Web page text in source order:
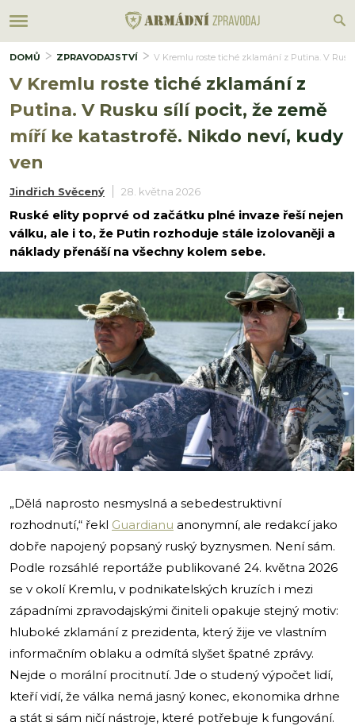
DOMŮ ZPRAVODAJSTVÍ V Kremlu roste tiché zklamání z Putina. V
V Kremlu roste tiché zklamání z
Putina. V Rusku sílí pocit, že země
míří ke katastrofě. Nikdo neví, kudy
ven
Jindřich Svěcený 28. května 2026
Ruské elity poprvé od začátku plné invaze řeší nejen
válku, ale i to, že Putin rozhoduje stále izolovaněji a
náklady přenáší na všechny kolem sebe.
i
„Dělá naprosto nesmyslná a sebedestruktivní
rozhodnutí,“ řekl Guardianu anonymní, ale redakcí jako
dobře napojený popsaný ruský byznysmen. Není sám.
Podle rozsáhlé reportáže publikované 24. května 2026
se v okolí Kremlu, v podnikatelských kruzích i mezi
západními zpravodajskými činiteli opakuje stejný motiv:
hluboké zklamání z prezidenta, který žije ve vlastním
informačním oblaku a odmítá slyšet špatné zprávy.
Nejde o morální procitnutí. Jde o studený výpočet lidí,
kteří vidí, že válka nemá jasný konec, ekonomika drhne
a stát si sám ničí nástroje, které potřebuje k fungování.